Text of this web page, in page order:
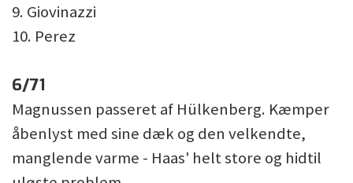
9. Giovinazzi
10. Perez
6/71
Magnussen passeret af Hülkenberg. Kæmper
åbenlyst med sine dæk og den velkendte,
manglende varme - Haas' helt store og hidtil